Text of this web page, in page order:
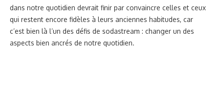
dans notre quotidien devrait finir par convaincre celles et ceux
qui restent encore fidèles à leurs anciennes habitudes, car
c’est bien là l’un des défis de sodastream : changer un des
aspects bien ancrés de notre quotidien.